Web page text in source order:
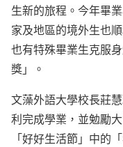
生新的旅程。今年畢
家及地區的境外生也
也有特殊畢業生克服
獎」。
文藻外語大學校長莊
利完成學業，並勉勵
「好好生活節」中的